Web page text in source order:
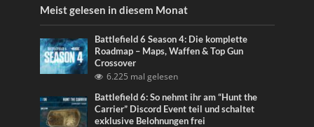
Meist gelesen in diesem Monat
Battlefield 6 Season 4: Die komplette
Roadmap – Maps, Waffen & Top Gun
Crossover
6.225 mal gelesen
Battlefield 6: So nehmt ihr am “Hunt the
Carrier” Discord Event teil und schaltet
exklusive Belohnungen frei